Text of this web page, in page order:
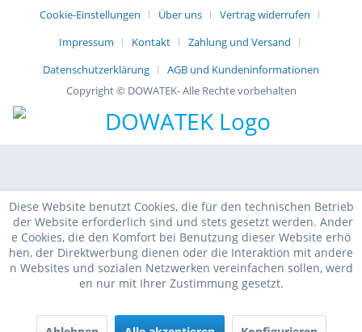
Cookie-Einstellungen Über uns
Vertrag widerrufen
Impressum
Kontakt
Zahlung und Versand
Datenschutzerklärung
AGB und Kundeninformationen
Copyright © DOWATEK- Alle Rechte vorbehalten
Diese Website benutzt Cookies, die für den technischen Betrieb
der Website erforderlich sind und stets gesetzt werden. Ander
e Cookies, die den Komfort bei Benutzung dieser Website erhö
hen, der Direktwerbung dienen oder die Interaktion mit andere
n Websites und sozialen Netzwerken vereinfachen sollen, werd
en nur mit Ihrer Zustimmung gesetzt.